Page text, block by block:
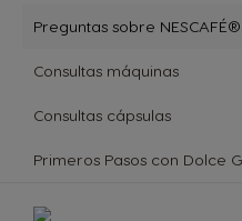
Preguntas sobre
Consultas máquinas
Consultas cápsulas
Primeros Pasos con Dolce